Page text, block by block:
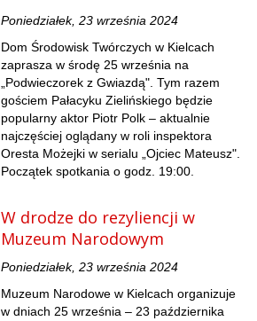
Poniedziałek, 23 września 2024
Dom Środowisk Twórczych w Kielcach
zaprasza w środę 25 września na
„Podwieczorek z Gwiazdą". Tym razem
gościem Pałacyku Zielińskiego będzie
popularny aktor Piotr Polk – aktualnie
najczęściej oglądany w roli inspektora
Oresta Możejki w serialu „Ojciec Mateusz".
Początek spotkania o godz. 19:00.
W drodze do rezyliencji w
Muzeum Narodowym
Poniedziałek, 23 września 2024
Muzeum Narodowe w Kielcach organizuje
w dniach 25 września – 23 października